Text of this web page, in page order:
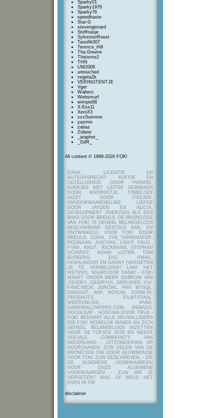
Sparky01
Sparky1976
Sparky76
speedhaste
Star-G
stevengerrard
Stoffoasje
SylvesterRoest
Taoufik007
Terence_Hill
Tha.Gnome
Thisisme2
THN
UM2009
untouched
vegeta2k
VERINGTENTJE
Vger
Waltero
Websmurf
wimpie88
X-Ess11
XeroX3
xxxSummer
yasmin
zabaz
Zidane
_araphor_
_GdR_
All content © 1999-2026 FOK!
DANK, LICENTIE EN
AUTEURSRECHT: KOFFIE EN
GEZELLIGHEID DOOR YVONNE,
KOEKJES MET LIEFDE GEBAKKEN
DOOR KNORRETJE, TOMELOZE
INZET DOOR ITEEJER,
ONVOORWAARDELIJKE LIEFDE
DOOR JAYDEN EN ALICIA,
DEVELOPMENT OVERZIEN ALS EEN
BAAS DOOR BREULS. DE BRONCODE
VAN FOK! IS GEHEEL BELANGELOOS
BESCHIKBAAR GESTELD AAN, EN
ONTWIKKELD VOOR FOK! DOOR
BREULS, ZOEM, THE_TERMINATOR,
ROONAAN, JUICYHIL, LIGHT, FAUX.,
FYAH, KNUT, RICKMANS, STEPHAN
SCHMIDT, AIDAN LISTER, TOM
BUSKENS, DVZ, HMAIL,
HIGHLANDER EN DANNY (VERGETEN
JE TE VERMELDEN? LAAT HET
WETEN!), WAARVOOR DANK! - FOK!
MAAKT ONDER MEER GEBRUIK VAN
JQUERY, JQUERYUI, JWPLAYER, YUI,
FANCYBOX, JGROWL, PHP, MYSQL,
DBSIGHT, ANP, NOVUM, ZOOM.IN,
PROSHOTS, FILMTOTAAL,
WEERONLINE, KNMI,
GAMEWALLPAPERS.COM, WEBADS,
GOOGLEAP - HOSTING DOOR TRUE -
FOK! BEDANKT ALLE VRIJWILLIGERS
DIE FOK! MOGELIJK MAKEN EN ZICH
GEHEEL BELANGELOOS INZETTEN
VOOR DE TOFSTE SITE EN MEEST
SOCIALE COMMUNITY VAN
NEDERLAND - UITZONDERING OP
VOORGAANDE ZIJN DELEN VAN DE
BRONCODE DIE DOOR GLOWMOUSE
VOOR FOK! ZIJN GESCHREVEN. - ZIE
DE ALGEMENE VOORWAARDEN
VOOR ONZE ALGEMENE
VOORWAARDEN - ZIJN WE JE
VERGETEN? MAIL OF MELD HET
EVEN IN FB!
disclaimer